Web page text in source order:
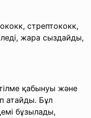
стрептококк,
жара сыздайды,
тілме қабынуы және
атайды. Бұл
бұзылады,